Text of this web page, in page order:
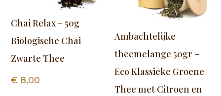
Chai Relax – 50g
Biologische Chai
Zwarte Thee
€ 8,00
Ambachtelijke
theemelange 50gr –
Eco Klassieke Groene
Thee met Citroen en